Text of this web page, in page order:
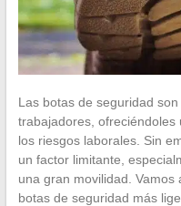
Las botas de seguridad
trabajadores, ofreciéndoles
los riesgos laborales. Sin
un factor limitante,
una gran movilidad.
botas de seguridad más